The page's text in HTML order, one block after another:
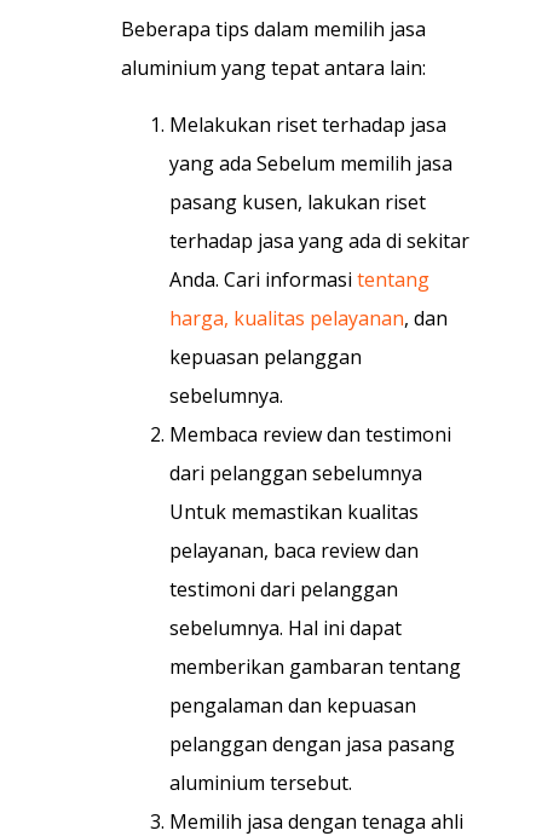
Beberapa tips dalam memilih jasa
aluminium yang tepat antara lain:
Melakukan riset terhadap jasa
yang ada Sebelum memilih jasa
pasang kusen, lakukan riset
terhadap jasa yang ada di sekitar
Anda. Cari informasi tentang
harga, kualitas pelayanan, dan
kepuasan pelanggan
sebelumnya.
Membaca review dan testimoni
dari pelanggan sebelumnya
Untuk memastikan kualitas
pelayanan, baca review dan
testimoni dari pelanggan
sebelumnya. Hal ini dapat
memberikan gambaran tentang
pengalaman dan kepuasan
pelanggan dengan jasa pasang
aluminium tersebut.
Memilih jasa dengan tenaga ahli